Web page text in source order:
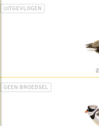
UITGEVLOGEN
GEEN BROEDSEL